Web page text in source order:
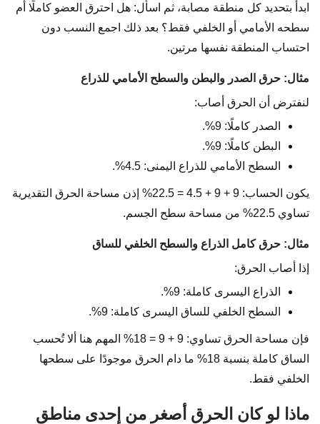
ابدأ بتحديد كل منطقة مصابة، ثم اسأل: هل احترق العضو كاملًا أم
سطحه الأمامي أو الخلفي فقط؟ بعد ذلك اجمع النسب دون
احتساب المنطقة نفسها مرتين.
مثال: حرق الصدر والبطن والسطح الأمامي للذراع
لنفترض أن الحرق أصاب:
الصدر كاملًا: 9%.
البطن كاملًا: 9%.
السطح الأمامي للذراع اليمنى: 4.5%.
يكون الحساب: 9 + 9 + 4.5 = 22.5% إذن مساحة الحرق التقديرية
تساوي 22.5% من مساحة سطح الجسم.
مثال: حرق كامل الذراع والسطح الخلفي للساق
إذا أصاب الحرق:
الذراع اليسرى كاملة: 9%.
السطح الخلفي للساق اليسرى كاملة: 9%.
فإن مساحة الحرق تساوي: 9 + 9 = 18% المهم هنا ألا تُحسب
الساق كاملة بنسبة 18% ما دام الحرق موجودًا على سطحها
الخلفي فقط.
ماذا لو كان الحرق أصغر من إحدى مناطق